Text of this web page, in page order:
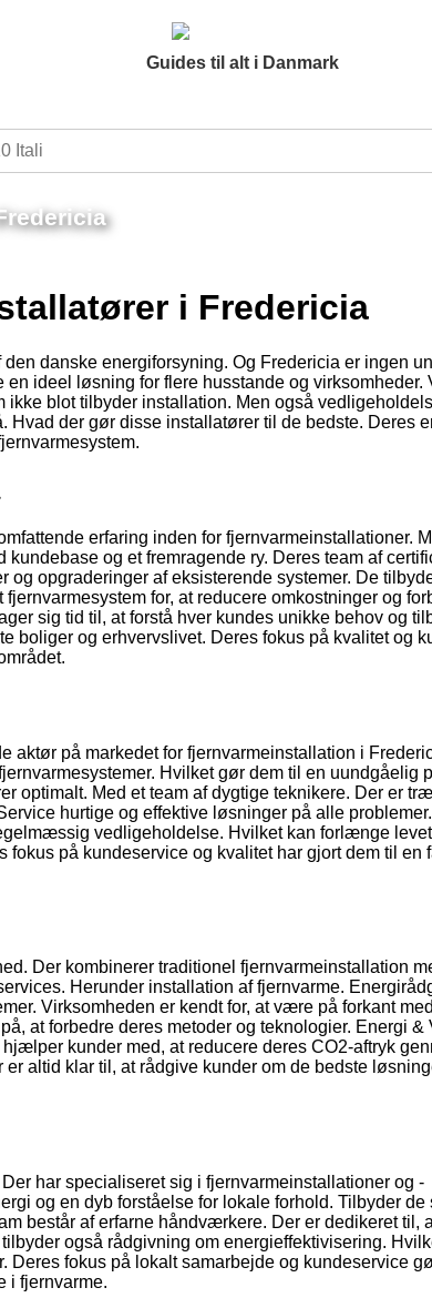
Guides til alt i Danmark
i Fredericia
danske energiforsyning. Og Fredericia er ingen
ideel løsning for flere husstande og virksomheder.
blot tilbyder installation. Men også
Hvad der gør disse installatører til de bedste. Deres
erfaring inden for fjernvarmeinstallationer.
og et fremragende ry. Deres team af
opgraderinger af eksisterende systemer. De
for, at reducere omkostninger og
sig tid til, at forstå hver kundes unikke behov og
boliger og erhvervslivet. Deres fokus på kvalitet og
aktør på markedet for fjernvarmeinstallation i
Hvilket gør dem til en uundgåelig
optimalt. Med et team af dygtige teknikere. Der er
hurtige og effektive løsninger på alle
vedligeholdelse. Hvilket kan forlænge
fokus på kundeservice og kvalitet har gjort dem til en
Der kombinerer traditionel fjernvarmeinstallation
Herunder installation af fjernvarme.
Virksomheden er kendt for, at være på forkant
at forbedre deres metoder og teknologier. Energi &
kunder med, at reducere deres CO2-aftryk
altid klar til, at rådgive kunder om de bedste
har specialiseret sig i fjernvarmeinstallationer og -
og en dyb forståelse for lokale forhold. Tilbyder
består af erfarne håndværkere. Der er dedikeret til,
også rådgivning om energieffektivisering.
Deres fokus på lokalt samarbejde og kundeservice
i fjernvarme.